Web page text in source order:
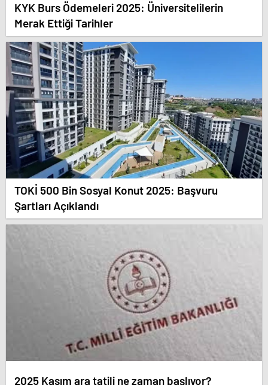
KYK Burs Ödemeleri 2025: Üniversitelilerin
Merak Ettiği Tarihler
TOKİ 500 Bin Sosyal Konut 2025: Başvuru
Şartları Açıklandı
2025 Kasım ara tatili ne zaman başlıyor?